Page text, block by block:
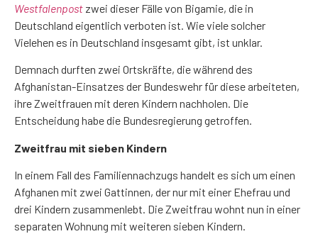
Westfalenpost zwei dieser Fälle von Bigamie, die in
Deutschland eigentlich verboten ist. Wie viele solcher
Vielehen es in Deutschland insgesamt gibt, ist unklar.
Demnach durften zwei Ortskräfte, die während des
Afghanistan-Einsatzes der Bundeswehr für diese arbeiteten,
ihre Zweitfrauen mit deren Kindern nachholen. Die
Entscheidung habe die Bundesregierung getroffen.
Zweitfrau mit sieben Kindern
In einem Fall des Familiennachzugs handelt es sich um einen
Afghanen mit zwei Gattinnen, der nur mit einer Ehefrau und
drei Kindern zusammenlebt. Die Zweitfrau wohnt nun in einer
separaten Wohnung mit weiteren sieben Kindern.